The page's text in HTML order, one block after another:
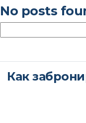
No posts
Как